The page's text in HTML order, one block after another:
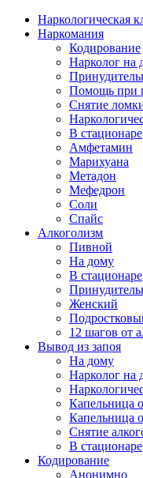
Наркологическая
Наркомания
Кодирование
Нарколог на
Помощь при
Снятие
В стационаре
Амфетамин
Марихуана
Метадон
Мефедрон
Соли
Спайс
Алкоголизм
Пивной
На дому
В стационаре
Женский
12 шагов от
Вывод из запоя
На дому
Нарколог на
Капельница
Капельница
Снятие
В стационаре
Кодирование
Анонимно